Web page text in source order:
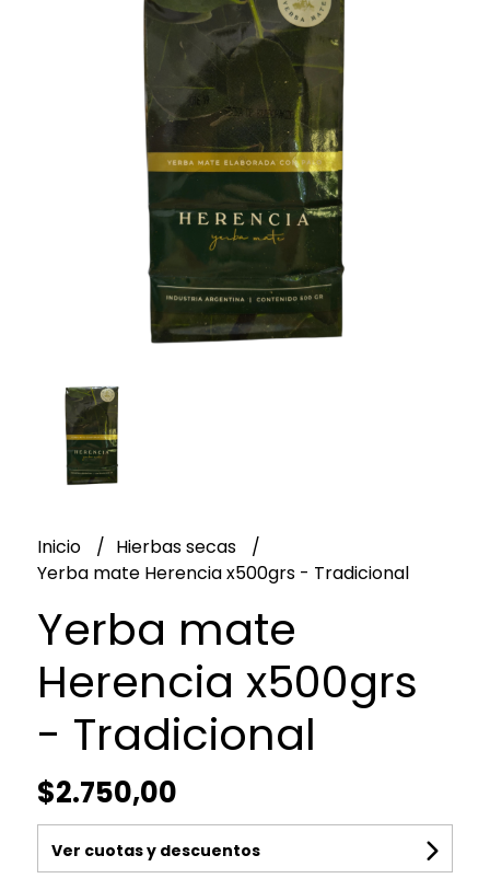
Inicio
Hierbas secas
Yerba mate Herencia x500grs - Tradicional
Yerba mate
Herencia x500grs
- Tradicional
$2.750,00
Ver cuotas y descuentos